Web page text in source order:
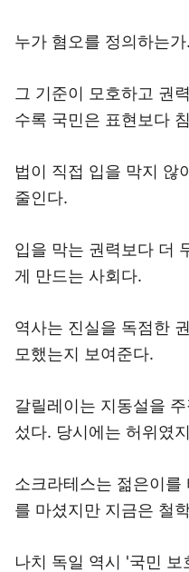
누가 혐오를 정의하는가.
그 기준이 모호하고 권
수록 국민은 표현보다
법이 직접 입을 막지 않
줄인다.
입을 막는 권력보다 더
게 만드는 사회다.
역사는 진실을 독점한
모했는지 보여준다.
갈릴레이는 지동설을
섰다. 당시에는 허위였
소크라테스는 젊은이를
를 마셨지만 지금은 철
나치 독일 역시 '국민